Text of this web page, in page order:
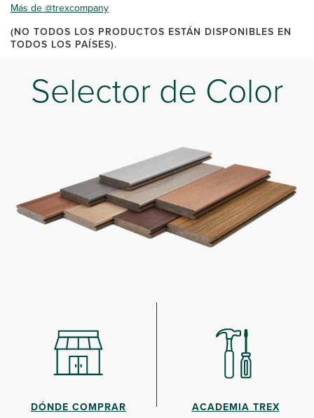
Más de @trexcompany
(NO TODOS LOS PRODUCTOS ESTÁN DISPONIBLES EN
TODOS LOS PAÍSES).
Selector de Color
DÓNDE COMPRAR ACADEMIA TREX